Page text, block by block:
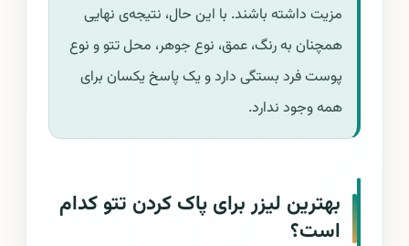
مزیت داشته باشند. با این حال، نتیجه‌ی نهایی
همچنان به رنگ، عمق، نوع جوهر، محل تتو و نوع
پوست فرد بستگی دارد و یک پاسخ یکسان برای
همه وجود ندارد.
بهترین لیزر برای پاک کردن تتو کدام
است؟